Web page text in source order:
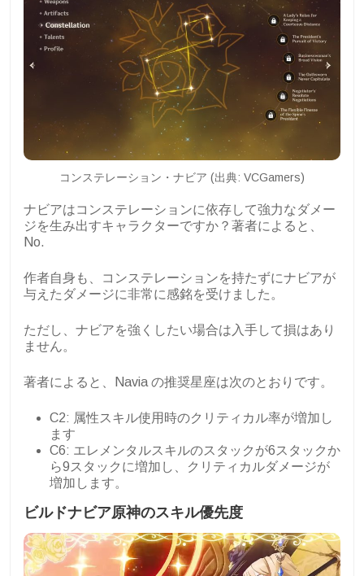
コンステレーション・ナビア (出典: VCGamers)
ナビアはコンステレーションに依存して強力なダメー
ジを生み出すキャラクターですか？著者によると、
No.
作者自身も、コンステレーションを持たずにナビアが
与えたダメージに非常に感銘を受けました。
ただし、ナビアを強くしたい場合は入手して損はあり
ません。
著者によると、Navia の推奨星座は次のとおりです。
C2: 属性スキル使用時のクリティカル率が増加し
ます
C6: エレメンタルスキルのスタックが6スタックか
ら9スタックに増加し、クリティカルダメージが
増加します。
ビルドナビア原神のスキル優先度